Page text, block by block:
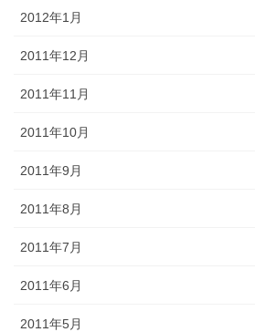
2012年1月
2011年12月
2011年11月
2011年10月
2011年9月
2011年8月
2011年7月
2011年6月
2011年5月